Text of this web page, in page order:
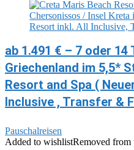
ab 1.491 € – 7 oder 14
Griechenland im 5,5*
Resort and Spa (
Inclusive , Transfer &
Pauschalreisen
Added to wishlistRemoved from